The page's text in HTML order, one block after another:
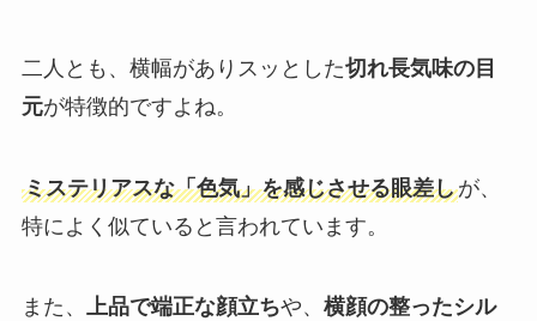
二人とも、横幅がありスッとした切れ長気味の目
元が特徴的ですよね。
ミステリアスな「色気」を感じさせる眼差しが、
特によく似ていると言われています。
また、 上品で端正な顔立ちや、 横顔の整ったシル